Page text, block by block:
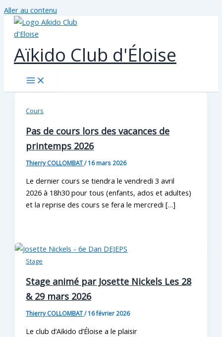
Aller au contenu
Aïkido Club d'Éloise
Cours
Pas de cours lors des vacances de
printemps 2026
Thierry COLLOMBAT/16 mars 2026
Le dernier cours se tiendra le vendredi 3 avril
2026 à 18h30 pour tous (enfants, ados et adultes)
et la reprise des cours se fera le mercredi […]
Stage
Stage animé par Josette Nickels Les 28
& 29 mars 2026
Thierry COLLOMBAT/16 février 2026
Le club d’Aïkido d’Éloise a le plaisir